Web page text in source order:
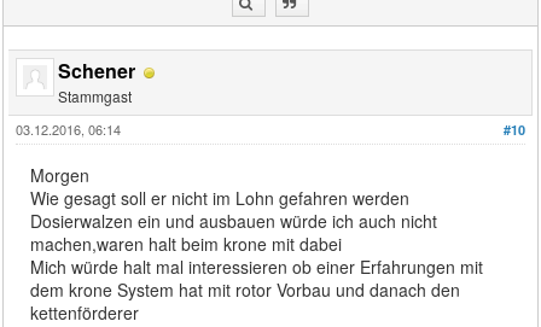
Schener
Stammgast
#10
03.12.2016, 06:14
Morgen
Wie gesagt soll er nicht im Lohn gefahren werden
Dosierwalzen ein und ausbauen würde ich auch nicht
machen,waren halt beim krone mit dabei
Mich würde halt mal interessieren ob einer Erfahrungen mit
dem krone System hat mit rotor Vorbau und danach den
kettenförderer